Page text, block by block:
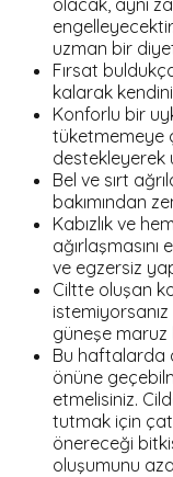
uzman bir
Fırsat
kalarak
Konforlu bir
tüketmemeye
destekleyerek
Bel ve sırt
bakımından
Kabızlık ve
ve egzersiz
Ciltte oluşan
güneşe maruz
Bu haftalarda
önüne
etmelisiniz.
tutmak için
önereceği
oluşumunu